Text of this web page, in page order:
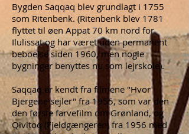
Bygden Saqqaq blev grundlagt i 1755
som Ritenbenk. (Ritenbenk blev 1781
flyttet til øen Appat 70 km nord for
Ilulissat og har været uden permanent
beboelse siden 1960, men nogle
bygninger benyttes nu som lejrskole).
Saqqaq er kendt fra filmene "Hvor
Bjergene sejler" fra 1955, som var den
den første farvefilm om Grønland, og
Qivitoq (Fjeldgængeren) fra 1956 med